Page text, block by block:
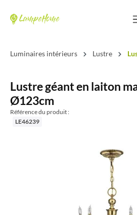
Luminaires intérieurs Lustre
Lustre géant en laiton
Ø123cm
Référence du produit :
LE46239